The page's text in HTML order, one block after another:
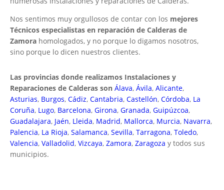
Nos sentimos muy orgullosos de contar con los mejores
Técnicos especialistas en reparación de Calderas de
Zamora homologados, y no porque lo digamos nosotros,
sino porque lo dicen nuestros clientes.
Las provincias donde realizamos Instalaciones y
Reparaciones de Calderas son Álava, Ávila, Alicante,
Asturias, Burgos, Cádiz, Cantabria, Castellón, Córdoba, La
Coruña, Lugo, Barcelona, Girona, Granada, Guipúzcoa,
Guadalajara, Jaén, Lleida, Madrid, Mallorca, Murcia, Navarra,
Palencia, La Rioja, Salamanca, Sevilla, Tarragona, Toledo,
Valencia, Valladolid, Vizcaya, Zamora, Zaragoza y todos sus
municipios.